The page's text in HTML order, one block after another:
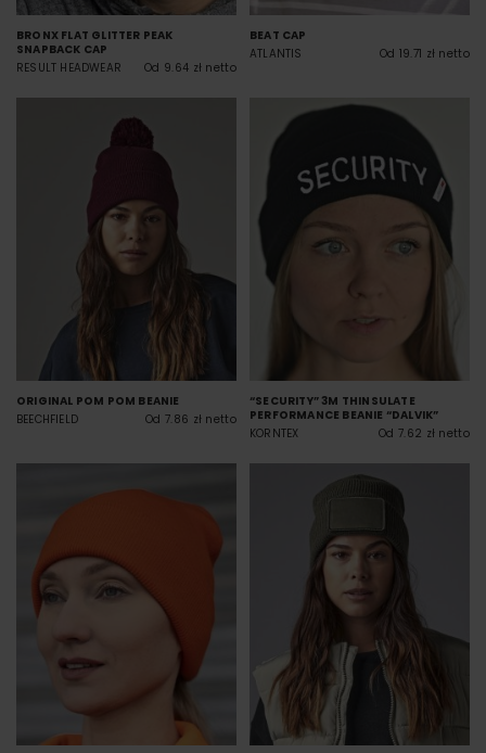
BRONX FLAT GLITTER PEAK
SNAPBACK CAP
RESULT HEADWEAR
Od 9.64 zł netto
BEAT CAP
ATLANTIS
Od 19.71 zł netto
ORIGINAL POM POM BEANIE
BEECHFIELD
Od 7.86 zł netto
“SECURITY” 3M THINSULATE
PERFORMANCE BEANIE “DALVIK”
KORNTEX
Od 7.62 zł netto